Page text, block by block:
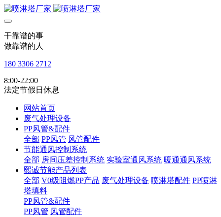
干靠谱的事
做靠谱的人
180 3306 2712
8:00-22:00
法定节假日休息
网站首页
废气处理设备
PP风管&配件
全部 PP风管 风管配件
节能通风控制系统
全部 房间压差控制系统 实验室通风系统 暖通通风系统
熙诚节能产品列表
全部 V0级阻燃PP产品 废气处理设备 喷淋塔配件 PP喷淋
塔填料
PP风管&配件
PP风管 风管配件